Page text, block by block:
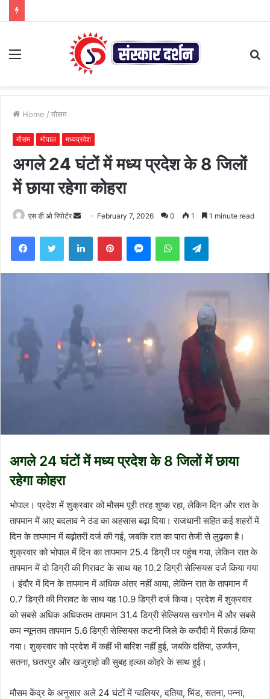
Menu
Home / मौसम
मौसम भोपाल मध्यप्रदेश
अगले 24 घंटों में मध्‍य प्रदेश के 8 जिलों
में छाया रहेगा कोहरा
एस डी ओ रिपोर्टर
Send February 7, 2026 0 1 1 minute read
FacebookTwitter LinkedInPinterestMessengerWhatsAppTelegram
अगले 24 घंटों में मध्‍य प्रदेश के 8 जिलों में छाया
रहेगा कोहरा
भोपाल। प्रदेश में शुक्रवार को मौसम पूरी तरह शुष्क रहा, लेकिन दिन और रात के
तापमान में आए बदलाव ने ठंड का अहसास बढ़ा दिया। राजधानी सहित कई शहरों में
दिन के तापमान में बढ़ोतरी दर्ज की गई, जबकि रात का पारा तेजी से लुढ़का है।
शुक्रवार को भोपाल में दिन का तापमान 25.4 डिग्री पर पहुंच गया, लेकिन रात के
तापमान में दो डिग्री की गिरावट के साथ यह 10.2 डिग्री सेल्सियस दर्ज किया गया
। इंदौर में दिन के तापमान में अधिक अंतर नहीं आया, लेकिन रात के तापमान में
0.7 डिग्री की गिरावट के साथ यह 10.9 डिग्री दर्ज किया। प्रदेश में शुक्रवार
को सबसे अधिक अधिकतम तापमान 31.4 डिग्री सेल्सियस खरगोन में और सबसे
कम न्यूनतम तापमान 5.6 डिग्री सेल्सियस कटनी जिले के करौंदी में रिकार्ड किया
गया। शुक्रवार को प्रदेश में कहीं भी बारिश नहीं हुई, जबकि दतिया, उज्जैन,
सतना, छतरपुर और खजुराहो की सुबह हल्का कोहरे के साथ हुई।
मौसम केंद्र के अनुसार अले 24 घंटों में ग्वालियर, दतिया, भिंड, सतना, पन्ना,